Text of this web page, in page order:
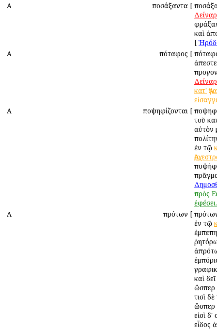
Α
Ἀποσάξαντα [
καὶ
[
Α
Ἀπόταφος [
κατ'
Α
Ἀποψηφίζονται [
τοῦ
αὐτὸν
ἐν τῷ
πρὸς
ἐφέσει.
Α
Ἀπρότων [
ἐν τῷ
καὶ
ὥσπερ
τισὶ
ὥσπερ
εἰσὶ δ'
εἶδος